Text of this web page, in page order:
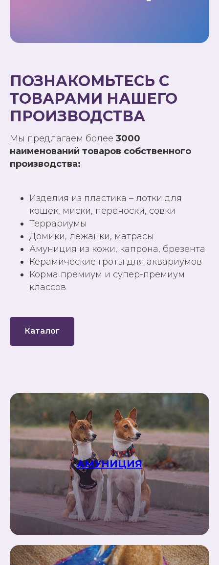
ПОЗНАКОМЬТЕСЬ С
ТОВАРАМИ НАШЕГО
ПРОИЗВОДСТВА
Мы предлагаем более 3000
наименований товаров собственного
производства:
Изделия из пластика – лотки для
кошек, миски, переноски, совки
Террариумы
Домики, лежанки, матрасы
Амуниция из кожи, капрона, брезента
Керамические гроты для аквариумов
Корма премиум и супер-премиум
классов
Каталог
АМУНИЦИЯ